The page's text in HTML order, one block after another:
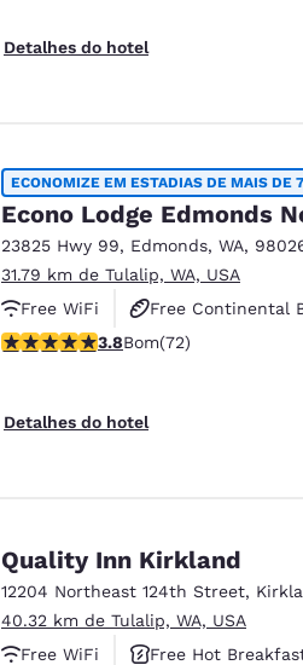
Detalhes do hotel
ECONOMIZE EM ESTADIAS DE MAIS DE
Econo Lodge Edmonds
23825 Hwy 99, Edmonds, WA,
31.79 km de Tulalip, WA, USA
Free WiFi
Free Continental
classificação 3.82 estrelas. Bom. 72
3.8Bom(72)
Detalhes do hotel
Quality Inn Kirkland
12204 Northeast 124th Street,
40.32 km de Tulalip, WA, USA
Free WiFi
Free Hot